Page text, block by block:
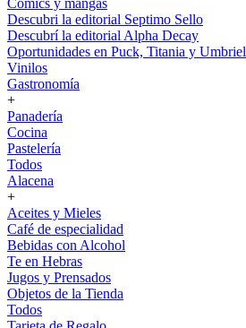
Cómics y mangas
Descubri la editorial Septimo Sello
Descubrí la editorial Alpha Decay
Oportunidades en Puck, Titania y Umbriel
Vinilos
Gastronomía
+
Panadería
Cocina
Pastelería
Todos
Alacena
+
Aceites y Mieles
Café de especialidad
Bebidas con Alcohol
Te en Hebras
Jugos y Prensados
Objetos de la Tienda
Todos